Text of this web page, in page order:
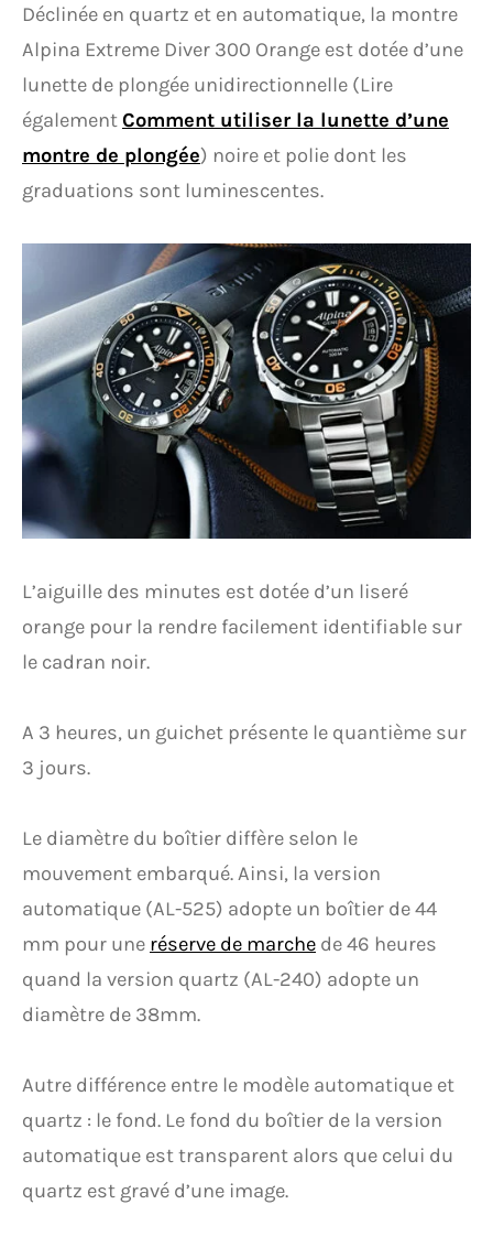
Déclinée en quartz et en automatique, la montre
Alpina Extreme Diver 300 Orange est dotée d’une
lunette de plongée unidirectionnelle (Lire
égalementComment utiliser la lunette d’une
montre de plongée) noire et polie dont les
graduations sont luminescentes.
L’aiguille des minutes est dotée d’un liseré
orange pour la rendre facilement identifiable sur
le cadran noir.
A 3 heures, un guichet présente le quantième sur
3 jours.
Le diamètre du boîtier diffère selon le
mouvement embarqué. Ainsi, la version
automatique (AL-525) adopte un boîtier de 44
mm pour une réserve de marche de 46 heures
quand la version quartz (AL-240) adopte un
diamètre de 38mm.
Autre différence entre le modèle automatique et
quartz : le fond. Le fond du boîtier de la version
automatique est transparent alors que celui du
quartz est gravé d’une image.